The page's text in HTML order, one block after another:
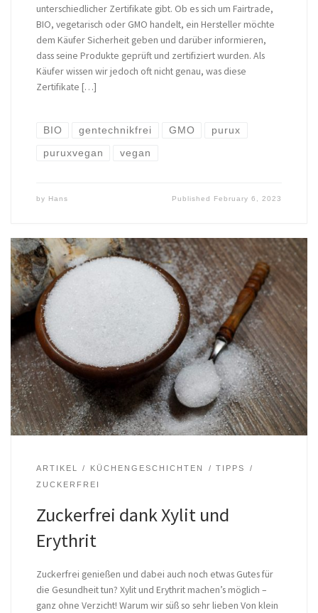
unterschiedlicher Zertifikate gibt. Ob es sich um Fairtrade,
BIO, vegetarisch oder GMO handelt, ein Hersteller möchte
dem Käufer Sicherheit geben und darüber informieren,
dass seine Produkte geprüft und zertifiziert wurden. Als
Käufer wissen wir jedoch oft nicht genau, was diese
Zertifikate […]
BIO gentechnikfrei GMO purux
puruxvegan vegan
by Hans Published February 6, 2023
ARTIKEL KÜCHENGESCHICHTEN
TIPPS
ZUCKERFREI
Zuckerfrei dank Xylit und
Erythrit
Zuckerfrei genießen und dabei auch noch etwas Gutes für
die Gesundheit tun? Xylit und Erythrit machen’s möglich –
ganz ohne Verzicht! Warum wir süß so sehr lieben Von klein